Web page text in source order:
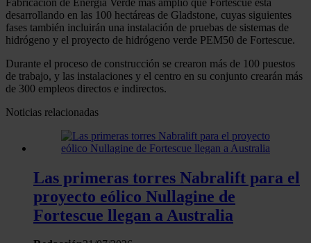
desarrollando en las 100 hectáreas de Gladstone, cuyas siguientes
fases también incluirán una instalación de pruebas de sistemas de
hidrógeno y el proyecto de hidrógeno verde PEM50 de Fortescue.
Durante el proceso de construcción se crearon más de 100 puestos
de trabajo, y las instalaciones y el centro en su conjunto crearán más
de 300 empleos directos e indirectos.
Noticias relacionadas
Las primeras torres Nabralift para el
proyecto eólico Nullagine de
Fortescue llegan a Australia